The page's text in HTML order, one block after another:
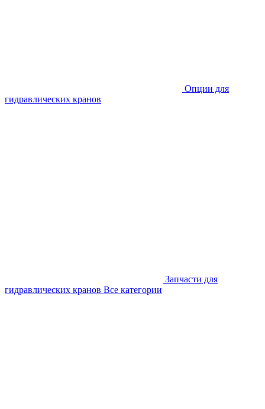
Опции для
гидравлических кранов
Запчасти для
гидравлических кранов Все категории